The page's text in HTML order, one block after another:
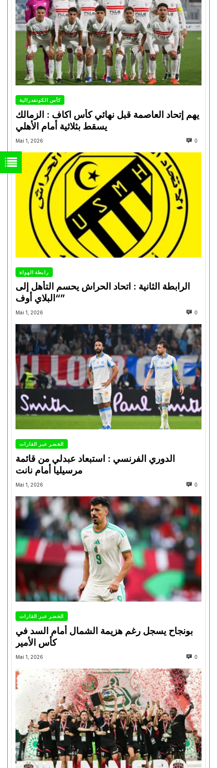
كأس الكونفدرالية
يهم إتحاد العاصمة قبل نهائي كأس اكاف : الزمالك
Mai 1, 2026 0
رابطة الهواة
الرابطة الثانية : اتحاد الحراش يحسم التأهل إلى
“البلاي أوف”
Mai 1, 2026 0
الخضر عبر القارات
الدوري الفرنسي : استبعاد عبدلي من قائمة
مرسيليا أمام نانت
Mai 1, 2026 0
الخضر عبر القارات
بونجاح يسجل رغم هزيمة الشمال أمام السد في
كأس الأمير
Mai 1, 2026 0